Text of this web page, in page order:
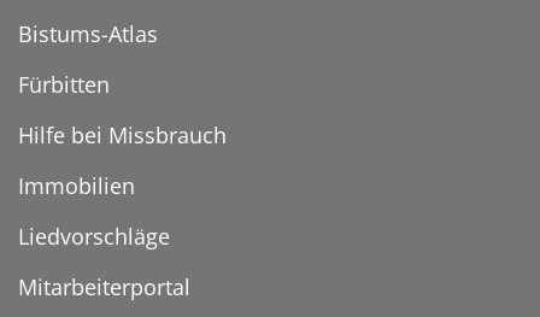
Bistums-Atlas
Fürbitten
Hilfe bei Missbrauch
Immobilien
Liedvorschläge
Mitarbeiterportal